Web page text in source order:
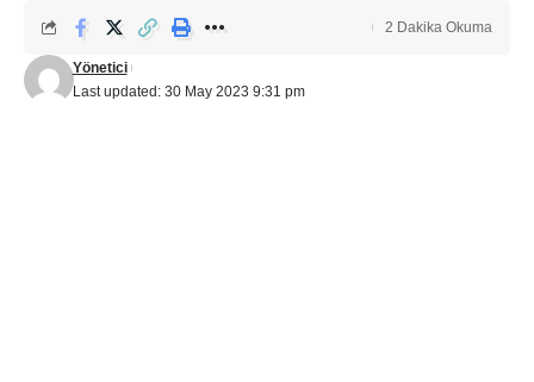
Last updated: 30 May 2023 9:31 pm
Yönetici
2 Dakika Okuma